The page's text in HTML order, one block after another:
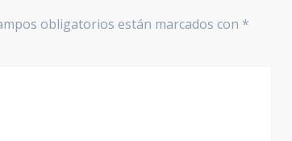
obligatorios están marcados con *